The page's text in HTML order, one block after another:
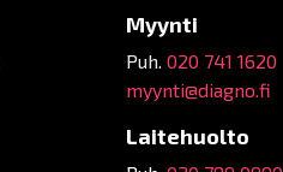
Myynti
Puh. 020 741 1620
myynti@diagno.fi
Laitehuolto